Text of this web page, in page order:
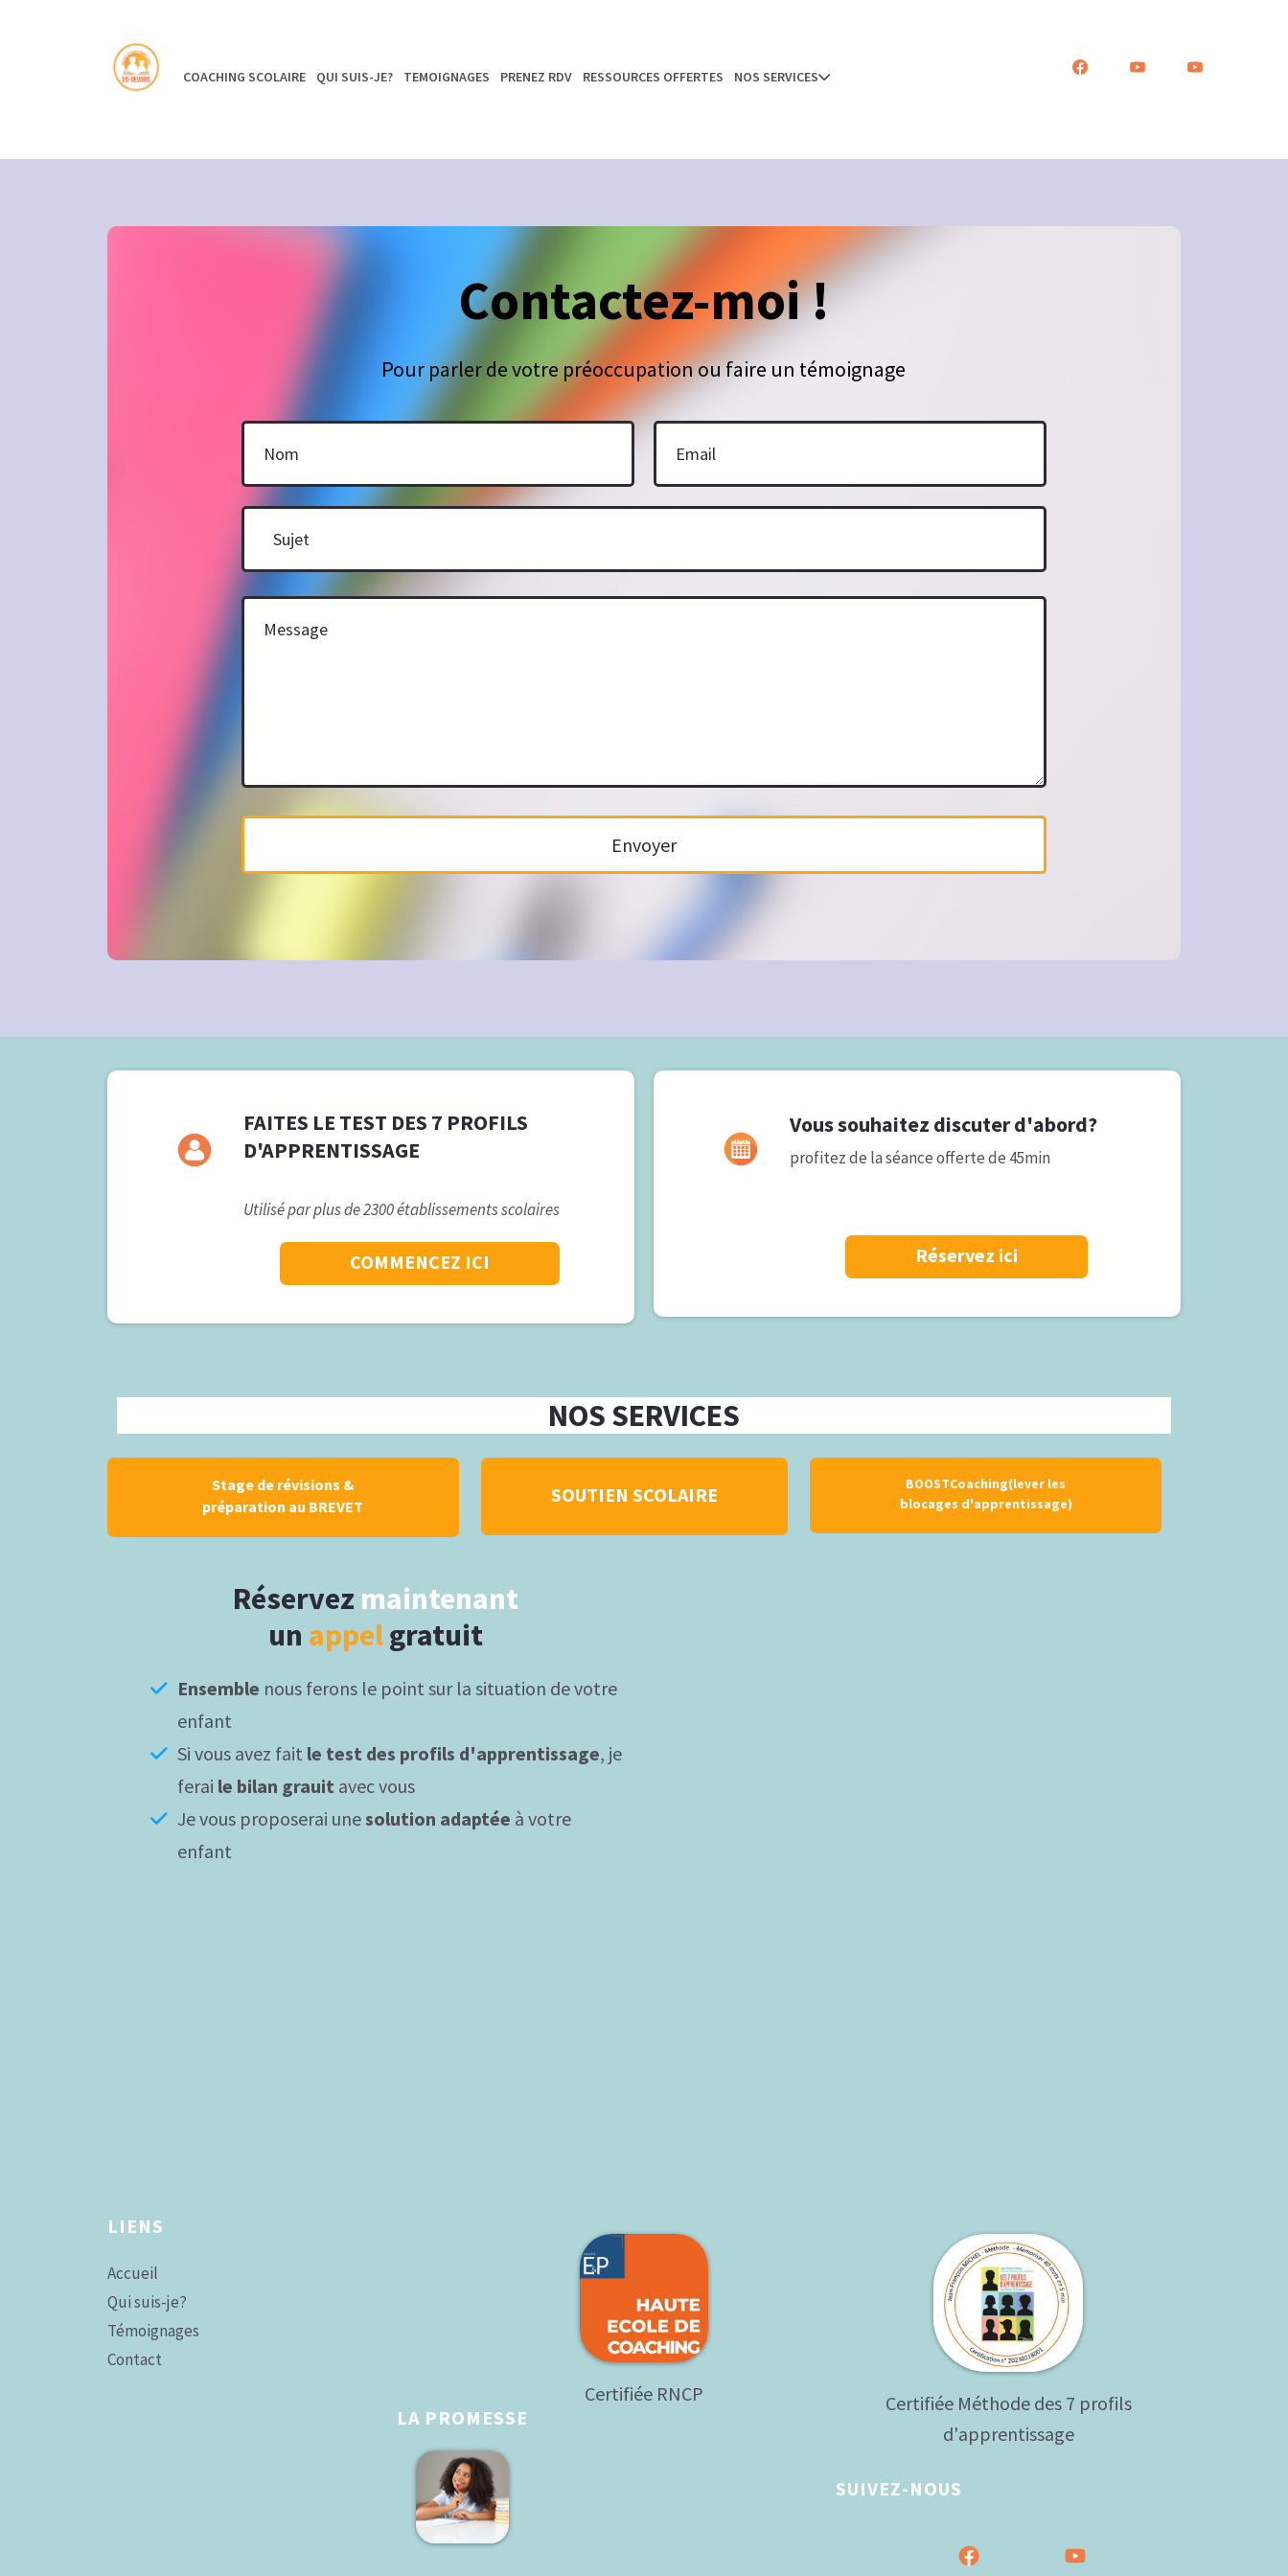
COACHING SCOLAIRE QUI SUIS-JE? TEMOIGNAGES PRENEZ RDV RESSOURCES OFFERTES NOS SERVICES
Contactez-moi !
Pour parler de votre préoccupation ou faire un témoignage
Envoyer
FAITES LE TEST DES 7 PROFILS
D'APPRENTISSAGE
Utilisé par plus de 2300 établissements scolaires
COMMENCEZ ICI
Vous souhaitez discuter d'abord?
profitez de la séance offerte de 45min
Réservez ici
NOS SERVICES
Stage de révisions &
préparation au BREVET
SOUTIEN SCOLAIRE
BOOSTCoaching(lever les
blocages d'apprentissage)
Réservez maintenant
un appelgratuit
Ensemble nous ferons le point sur la situation de votre
enfant
Si vous avez fait le test des profils d'apprentissage, je
ferai le bilan grauit avec vous
Je vous proposerai unesolution adaptée à votre
enfant
LIENS
Accueil
Qui suis-je?
Témoignages
Contact
Certifiée RNCP
LA PROMESSE
Certifiée Méthode des 7 profils
d'apprentissage
SUIVEZ-NOUS